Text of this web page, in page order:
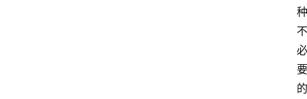
种
不
必
要
的